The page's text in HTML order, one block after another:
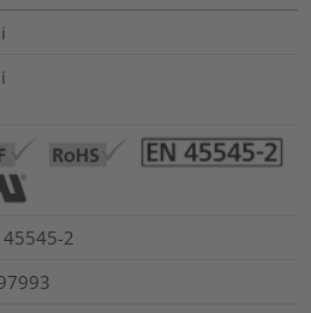
45545-2